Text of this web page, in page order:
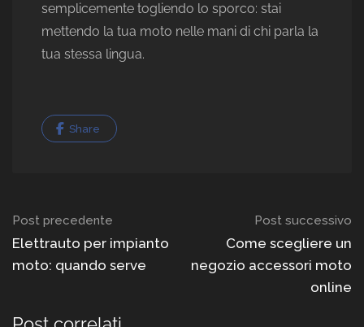
semplicemente togliendo lo sporco: stai
mettendo la tua moto nelle mani di chi parla la
tua stessa lingua.
Share
Navigazione
del
post
Post precedente
Elettrauto per impianto
moto: quando serve
Post successivo
Come scegliere un
negozio accessori moto
online